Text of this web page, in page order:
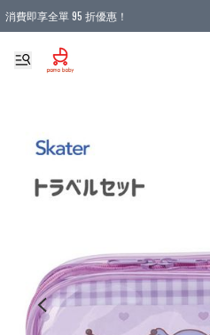
消費即享全單 95 折優惠！
購物滿 HKD 900.00即享免運費優惠！（適